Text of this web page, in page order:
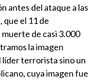
antes del ataque a las
que el 11 de
de casi 3.000
la imagen
líder terrorista sino un
cuya imagen fue